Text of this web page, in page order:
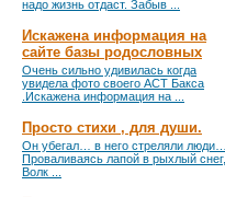
надо жизнь отдаст. Забыв ...
Искажена информация на
сайте базы родословных
Очень сильно удивилась когда
увидела фото своего АСТ Бакса
.Искажена информация на ...
Просто стихи , для души.
Он убегал… в него стреляли люди…
Проваливаясь лапой в рыхлый снег,
Волк ...